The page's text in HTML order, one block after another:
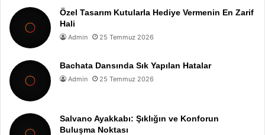
Özel Tasarım Kutularla Hediye Vermenin En Zarif
Hali
Admin 25 Temmuz 2026
Bachata Dansında Sık Yapılan Hatalar
Admin 25 Temmuz 2026
Salvano Ayakkabı: Şıklığın ve Konforun
Buluşma Noktası